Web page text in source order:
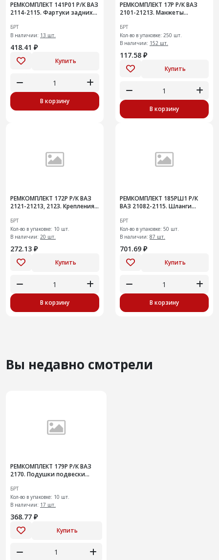
РЕМКОМПЛЕКТ 141Р01 Р/К ВАЗ
2114-2115. Фартуки задних
колес без креплений
БРТ
В наличии: 13 шт.
418.41 ₽
Купить
В корзину
РЕМКОМПЛЕКТ 17Р Р/К ВАЗ
2101-21213. Манжеты
рабочего тормозного
цилиндра заднего
БРТ
Кол-во в упаковке: 250 шт.
В наличии: 152 шт.
117.58 ₽
Купить
В корзину
РЕМКОМПЛЕКТ 172Р Р/К ВАЗ
2121-21213, 2123. Крепления
БРТ
Кол-во в упаковке: 10 шт.
В наличии: 20 шт.
272.13 ₽
Купить
В корзину
РЕМКОМПЛЕКТ 185РШ1 Р/К
ВАЗ 21082-2115. Шланги
радиатора на инжекторный
двигатель
БРТ
Кол-во в упаковке: 50 шт.
В наличии: 87 шт.
701.69 ₽
Купить
В корзину
Вы недавно смотрели
РЕМКОМПЛЕКТ 179Р Р/К ВАЗ
2170. Подушки подвески
БРТ
Кол-во в упаковке: 10 шт.
В наличии: 17 шт.
368.77 ₽
Купить